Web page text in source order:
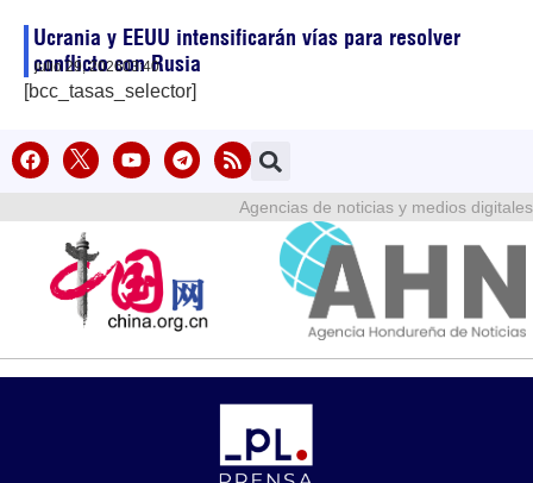
Ucrania y EEUU intensificarán vías para resolver
conflicto con Rusia
julio 29, 202603:40
[bcc_tasas_selector]
Agencias de noticias y medios digitales